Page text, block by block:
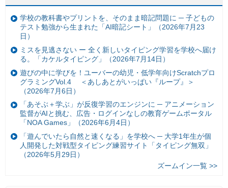
学校の教科書やプリントを、そのまま暗記問題に ─ 子どもの
テスト勉強から生まれた「AI暗記シート」（2026年7月23
日）
ミスを見逃さない ー 全く新しいタイピング学習を学校へ届け
る。「カケルタイピング」（2026年7月14日）
遊びの中に学びを！ユーバーの幼児・低学年向けScratchプロ
グラミングVol.4 ＜あしあとがいっぱい『ループ』＞
（2026年7月6日）
「あそぶ＋学ぶ」が反復学習のエンジンに ─ アニメーション
監督がAIと挑む、広告・ログインなしの教育ゲームポータル
「NOA Games」（2026年6月4日）
「遊んでいたら自然と速くなる」を学校へ ─ 大学1年生が個
人開発した対戦型タイピング練習サイト「タイピング無双」
（2026年5月29日）
ズームイン一覧 >>